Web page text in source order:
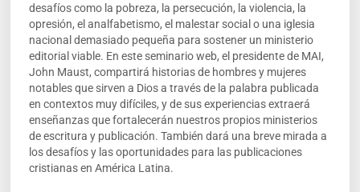
desafíos como la pobreza, la persecución, la violencia, la
opresión, el analfabetismo, el malestar social o una iglesia
nacional demasiado pequeña para sostener un ministerio
editorial viable. En este seminario web, el presidente de MAI,
John Maust, compartirá historias de hombres y mujeres
notables que sirven a Dios a través de la palabra publicada
en contextos muy difíciles, y de sus experiencias extraerá
enseñanzas que fortalecerán nuestros propios ministerios
de escritura y publicación. También dará una breve mirada a
los desafíos y las oportunidades para las publicaciones
cristianas en América Latina.